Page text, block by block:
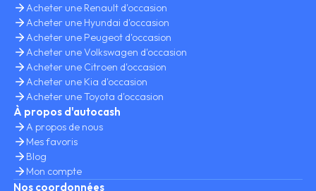
Acheter une Renault d'occasion
Acheter une Hyundai d'occasion
Acheter une Peugeot d'occasion
Acheter une Volkswagen d'occasion
Acheter une Citroen d'occasion
Acheter une Kia d'occasion
Acheter une Toyota d'occasion
À propos d'autocash
A propos de nous
Mes favoris
Blog
Mon compte
Nos coordonnées